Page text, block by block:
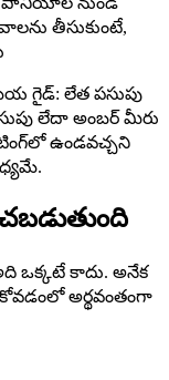
తీసుకుంటే,
గైడ్: లేత పసుపు
లేదా అంబర్ మీరు
ఉండవచ్చని
ఒక్కటే కాదు. అనేక
అర్థవంతంగా